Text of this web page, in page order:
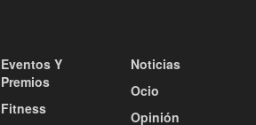
Eventos Y
Premios
Fitness
Noticias
Ocio
Opinión